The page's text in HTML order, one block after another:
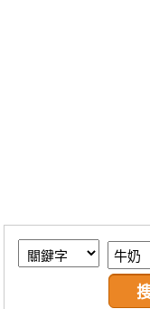
繪圖藝廊
交流中心
攤位轉讓區